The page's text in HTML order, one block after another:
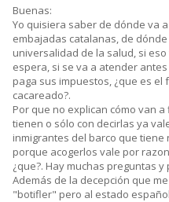
Buenas:
Yo quisiera saber de dónde va
embajadas catalanas, de
universalidad de la salud, si
espera, si se va a atender
paga sus impuestos, ¿que es
cacareado?.
Por que no explican cómo van
tienen o sólo con decirlas ya
inmigrantes del barco que
porque acogerlos vale por
¿que?. Hay muchas preguntas
Además de la decepción que
"botifler" pero al estado